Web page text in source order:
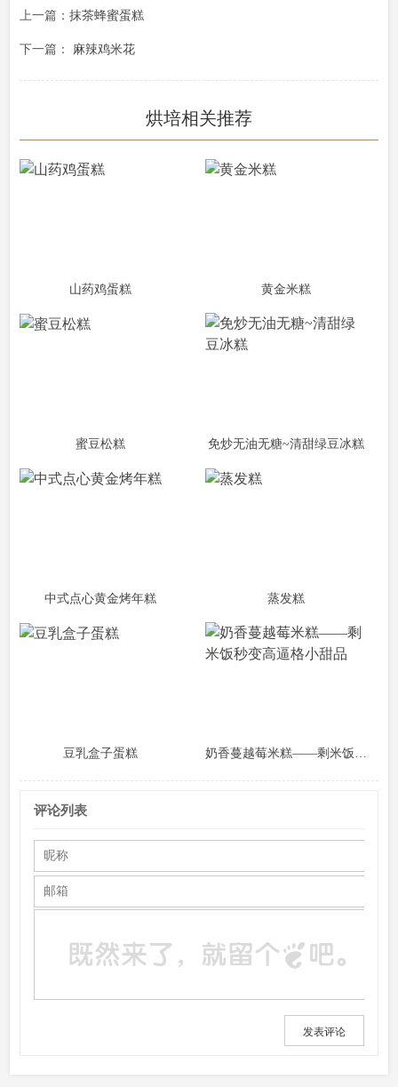
上一篇： 抹茶蜂蜜蛋糕
下一篇： 麻辣鸡米花
烘培相关推荐
山药鸡蛋糕 黄金米糕
蜜豆松糕 免炒无油无糖~清甜绿豆冰糕
中式点心黄金烤年糕 蒸发糕
豆乳盒子蛋糕
评论列表
发表评论